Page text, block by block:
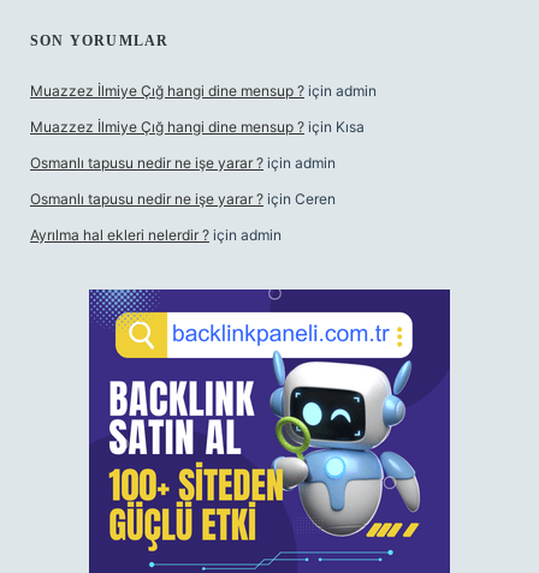
SON YORUMLAR
Muazzez İlmiye Çığ hangi dine mensup ? için admin
Muazzez İlmiye Çığ hangi dine mensup ? için Kısa
Osmanlı tapusu nedir ne işe yarar ? için admin
Osmanlı tapusu nedir ne işe yarar ? için Ceren
Ayrılma hal ekleri nelerdir ? için admin